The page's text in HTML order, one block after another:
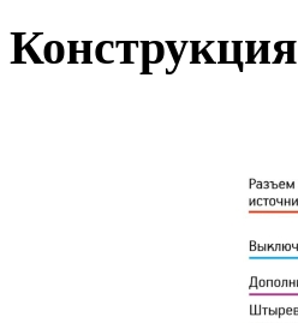
Конструкция